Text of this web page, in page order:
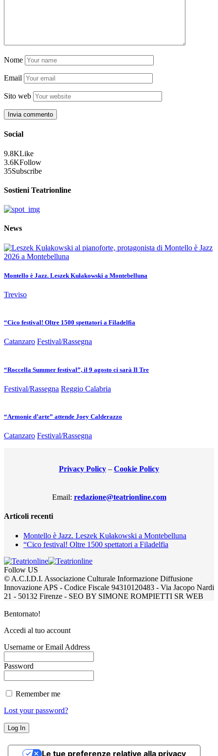
Nome
Email
Sito web
Social
9.8KLike
3.6KFollow
35Subscribe
Sostieni Teatrionline
News
Montello è Jazz. Leszek Kułakowski a Montebelluna
Treviso
“Cico festival! Oltre 1500 spettatori a Filadelfia
Catanzaro Festival/Rassegna
“Roccella Summer festival”, il 9 agosto ci sarà Il Tre
Festival/Rassegna Reggio Calabria
“Armonie d’arte” attende Joey Calderazzo
Catanzaro Festival/Rassegna
Privacy Policy – Cookie Policy
Email: redazione@teatrionline.com
Articoli recenti
Montello è Jazz. Leszek Kułakowski a Montebelluna
“Cico festival! Oltre 1500 spettatori a Filadelfia
Follow US
© A.C.I.D.I. Associazione Culturale Informazione Diffusione
Innovazione APS - Codice Fiscale 94310120483 - Via Jacopo Nardi
21 - 50132 Firenze - SEO BY SIMONE ROMPIETTI SR WEB
Bentornato!
Accedi al tuo account
Username or Email Address
Password
Remember me
Lost your password?
Le tue preferenze relative alla privacy